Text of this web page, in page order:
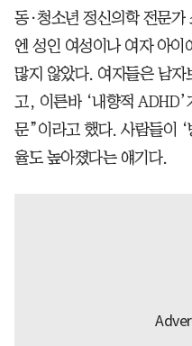
동·청소년 정신의학 전문가
엔 성인 여성이나 여자 아
많지 않았다. 여자들은 남자
고, 이른바 ‘내향적 ADHD’
문”이라고 했다. 사람들이 ‘
율도 높아졌다는 얘기다.